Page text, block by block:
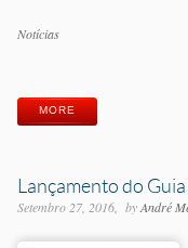
Categorias
Notícias
MORE
Lançamento do
Setembro 27, 2016 byAndré